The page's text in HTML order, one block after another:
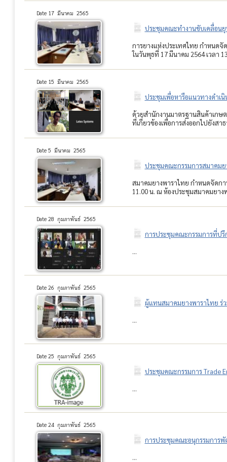
Date 17 มีนาคม 2565
ประชุมคณะทำงานขับเคลื่อน
การยางแห่งประเทศไทย กำหนด
ในวันพุธที่ 17 มีนาคม 2564 เวลา
Date 15 มีนาคม 2565
ประชุมเพื่อหารือแนวทางดำเ
ด้วยสำนักงานมาตรฐานสินค้าเกษ
ที่เกี่ยวข้องเพื่อการส่งออกไปยังส
Date 5 มีนาคม 2565
ประชุมคณะกรรมการสมาคมย
สมาคมยางพาราไทย กำหนดจัดก
11.00 น. ณ ห้องประชุมสมาคมยาง
Date 28 กุมภาพันธ์ 2565
การประชุมคณะกรรมการที่ป
...
Date 26 กุมภาพันธ์ 2565
ผู้แทนสมาคมยางพาราไทย ร่
...
Date 25 กุมภาพันธ์ 2565
ประชุมคณะกรรมการ Trade
...
Date 24 กุมภาพันธ์ 2565
การประชุมคณะอนุกรรมการ
...